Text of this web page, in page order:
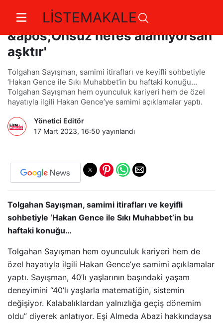
LİSTEMAKALE
Tolgahan Sayışman:
&apos;Onsuz nefes alamıyorsan
aşktır'
Tolgahan Sayışman, samimi itirafları ve keyifli sohbetiyle
‘Hakan Gence ile Sıkı Muhabbet’in bu haftaki konuğu…
Tolgahan Sayışman hem oyunculuk kariyeri hem de özel
hayatıyla ilgili Hakan Gence’ye samimi açıklamalar yaptı.
Yönetici Editör
17 Mart 2023, 16:50 yayınlandı
Tolgahan Sayışman, samimi itirafları ve keyifli
sohbetiyle ‘Hakan Gence ile Sıkı Muhabbet’in bu
haftaki konuğu…
Tolgahan Sayışman hem oyunculuk kariyeri hem de
özel hayatıyla ilgili Hakan Gence’ye samimi açıklamalar
yaptı. Sayışman, 40’lı yaşlarının başındaki yaşam
deneyimini “40’lı yaşlarla matematiğin, sistemin
değişiyor. Kalabalıklardan yalnızlığa geçiş dönemim
oldu” diyerek anlatıyor. Eşi Almeda Abazi hakkındaysa